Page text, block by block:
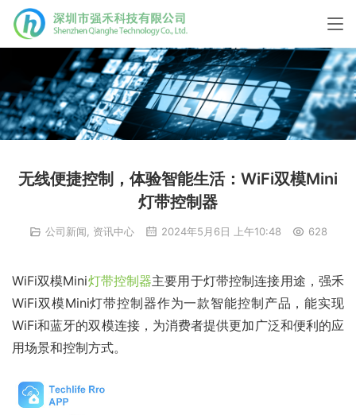
无线便捷控制，体验智能生活：WiFi双模Mini
灯带控制器
公司新闻 资讯中心 2024年5月6日 上午10:48 628
WiFi双模Mini灯带控制器主要用于灯带控制连接用途，强禾
WiFi双模Mini灯带控制器作为一款智能控制产品，能实现
WiFi和蓝牙的双模连接，为消费者提供更加广泛和便利的应
用场景和控制方式。